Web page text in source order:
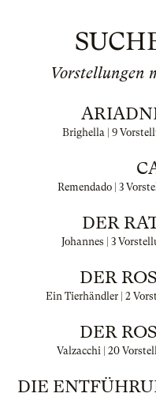
Vorstellungen
Brighella | 9
Remendado | 3
DER
Johannes | 3
DER
Ein Tierhändler | 2
DER
Valzacchi | 20
DIE